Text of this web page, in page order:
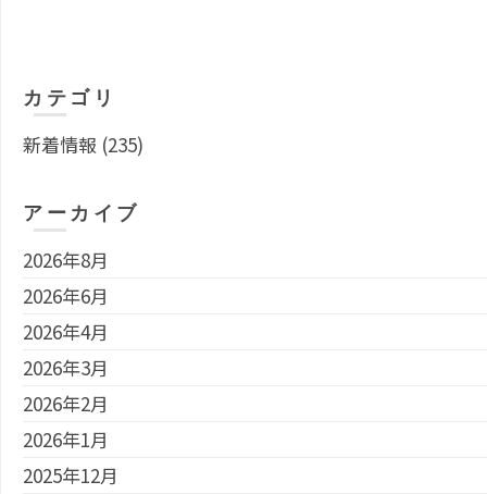
カテゴリ
新着情報 (235)
アーカイブ
2026年8月
2026年6月
2026年4月
2026年3月
2026年2月
2026年1月
2025年12月